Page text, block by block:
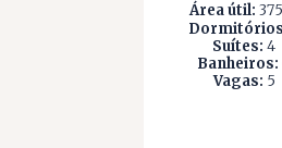
Área útil: 375
Suítes: 4
Banheiros:
Vagas: 5